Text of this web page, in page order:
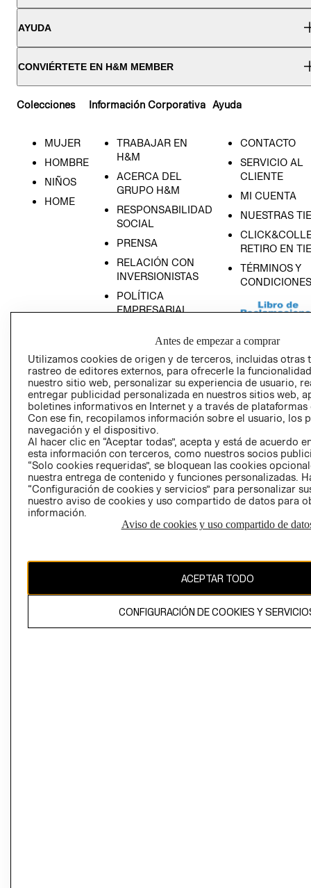
AYUDA
CONVIÉRTETE EN H&M MEMBER
Colecciones
MUJER
HOMBRE
NIÑOS
HOME
Información Corporativa
TRABAJAR EN
H&M
ACERCA DEL
GRUPO H&M
RESPONSABILIDAD
SOCIAL
PRENSA
RELACIÓN CON
INVERSIONISTAS
POLÍTICA
EMPRESARIAL
Ayuda
CONTACTO
SERVICIO AL
CLIENTE
MI CUENTA
NUESTRAS
RETIRO EN
TÉRMINOS Y
CONDICIONES
AVISO DE
PRIVACIDAD
GIFT CARD
El contenido de esta página web está protegido por copyright y es
Antes de empezar a comprar
Utilizamos cookies de origen y de terceros, incluidas otras
rastreo de editores externos, para ofrecerle la
nuestro sitio web, personalizar su experiencia de usuario,
entregar publicidad personalizada en nuestros sitios web,
boletines informativos en Internet y a través de plataformas
Con ese fin, recopilamos información sobre el usuario, los
navegación y el dispositivo.
Al hacer clic en “Aceptar todas”, acepta y está de acuerdo
esta información con terceros, como nuestros socios
“Solo cookies requeridas”, se bloquean las cookies
nuestra entrega de contenido y funciones personalizadas.
“Configuración de cookies y servicios” para personalizar
nuestro aviso de cookies y uso compartido de datos para
información.
Aviso de cookies y uso compartido de
ACEPTAR TODO
CONFIGURACIÓN DE COOKIES Y